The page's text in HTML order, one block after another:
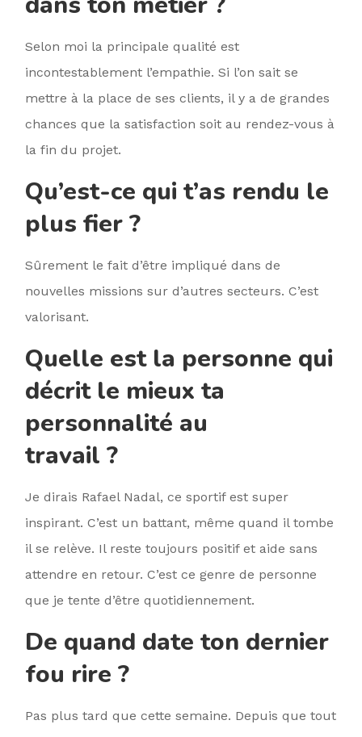
Selon moi la principale qualité est
incontestablement l’empathie. Si l’on sait se
mettre à la place de ses clients, il y a de grandes
chances que la satisfaction soit au rendez-vous à
la fin du projet.
Qu’est-ce qui t’as rendu le
plus fier ?
Sûrement le fait d’être impliqué dans de
nouvelles missions sur d’autres secteurs. C’est
valorisant.
Quelle est la personne qui
décrit le mieux ta
personnalité au
travail ?
Je dirais Rafael Nadal, ce sportif est super
inspirant. C’est un battant, même quand il tombe
il se relève. Il reste toujours positif et aide sans
attendre en retour. C’est ce genre de personne
que je tente d’être quotidiennement.
De quand date ton dernier
fou rire ?
Pas plus tard que cette semaine. Depuis que tout